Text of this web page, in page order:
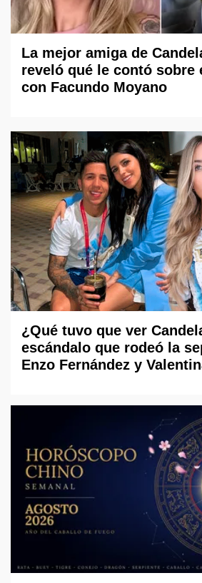
La mejor amiga de
reveló qué le contó sobre
con Facundo Moyano
¿Qué tuvo que ver
escándalo que rodeó la
Enzo Fernández y